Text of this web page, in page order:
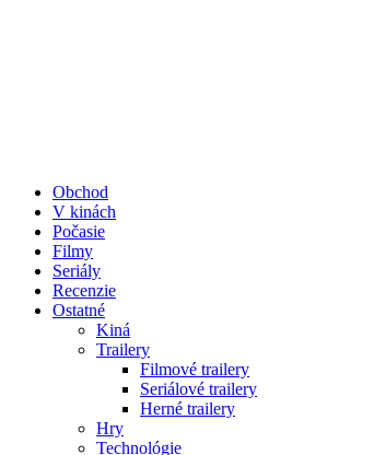
Obchod
V kinách
Počasie
Filmy
Seriály
Recenzie
Ostatné
Kiná
Trailery
Filmové trailery
Seriálové trailery
Herné trailery
Hry
Technológie